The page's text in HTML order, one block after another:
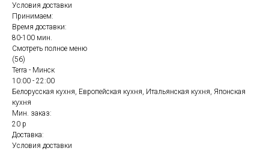
Условия доставки
Принимаем:
Время доставки:
80-100 мин.
Смотреть полное меню
(56)
Terra - Минск
10:00 - 22:00
Белорусская кухня, Европейская кухня, Итальянская кухня, Японская
кухня
Мин. заказ:
20 р
Доставка:
Условия доставки